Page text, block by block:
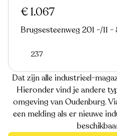
€ 1.067
Brugsesteenweg 201 -/11
237
Dat zijn alle industrieel-
Hieronder vind je andere
omgeving van Oudenburg.
een melding als er nieuwe